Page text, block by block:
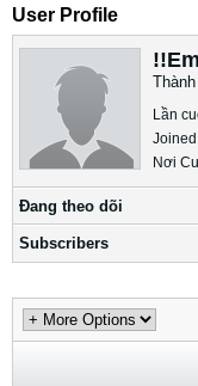
User Profile
Lần
Nơi
Ðang theo dõi
Subscribers